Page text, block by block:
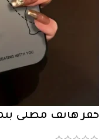
كفر هاتف مطلي